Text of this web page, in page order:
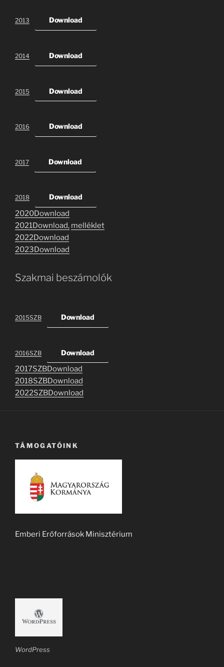
2013 Download
2014 Download
2015 Download
2016 Download
2017 Download
2018 Download
2020Download
2021Download, melléklet
2022Download
2023Download
Szakmai beszámolók
2015SZB Download
2016SZB Download
2017SZBDownload
2018SZBDownload
2022SZBDownload
TÁMOGATÓINK
Emberi Erőforrások Minisztérium
WordPress